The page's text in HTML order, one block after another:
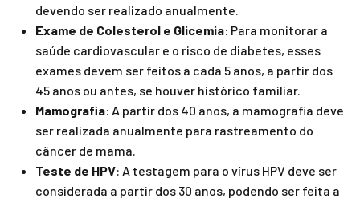
devendo ser realizado anualmente.
Exame de Colesterol e Glicemia: Para monitorar a
saúde cardiovascular e o risco de diabetes, esses
exames devem ser feitos a cada 5 anos, a partir dos
45 anos ou antes, se houver histórico familiar.
Mamografia: A partir dos 40 anos, a mamografia deve
ser realizada anualmente para rastreamento do
câncer de mama.
Teste de HPV: A testagem para o vírus HPV deve ser
considerada a partir dos 30 anos, podendo ser feita a